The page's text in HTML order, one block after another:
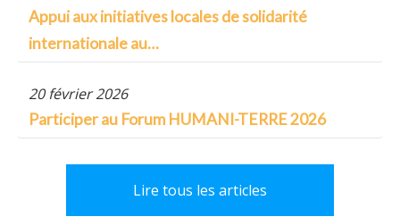
Appui aux initiatives locales de solidarité
internationale au…
Lire l'article
20 février 2026
Participer au Forum HUMANI-TERRE 2026
Lire l'article
Lire tous les articles